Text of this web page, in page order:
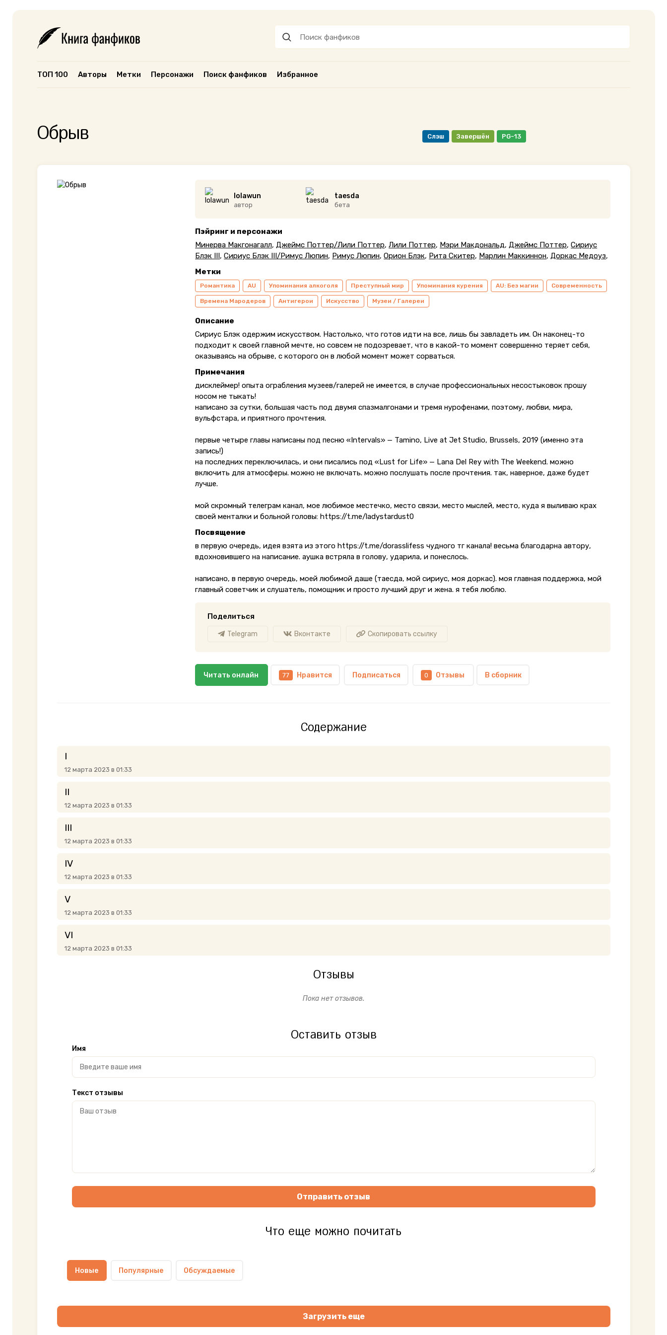
ТОП 100 Авторы Метки Персонажи Поиск фанфиков Избранное
Обрыв Слэш Завершён PG-13
lolawun
автор
taesda
бета
Пэйринг и персонажи
Минерва Макгонагалл,Джеймс Поттер/Лили Поттер,Лили Поттер, Мэри Макдональд,Джеймс Поттер,Сириус
Блэк III,Сириус Блэк III/Римус Люпин, Римус Люпин,Орион Блэк, Рита Скитер, Марлин Маккиннон,Доркас Медоуз,
Метки
Романтика AU Упоминания алкоголя Преступный мир Упоминания курения AU: Без магии Современность
Времена Мародеров Антигерои Искусство Музеи / Галереи
Описание
Сириус Блэк одержим искусством. Настолько, что готов идти на все, лишь бы завладеть им. Он наконец-то
подходит к своей главной мечте, но совсем не подозревает, что в какой-то момент совершенно теряет себя,
оказываясь на обрыве, с которого он в любой момент может сорваться.
Примечания
дисклеймер! опыта ограбления музеев/галерей не имеется, в случае профессиональных несостыковок прошу
носом не тыкать!
написано за сутки, большая часть под двумя спазмалгонами и тремя нурофенами, поэтому, любви, мира,
вульфстара, и приятного прочтения.
первые четыре главы написаны под песню «Intervals» — Tamino, Live at Jet Studio, Brussels, 2019 (именно эта
запись!)
на последних переключилась, и они писались под «Lust for Life» — Lana Del Rey with The Weekend. можно
включить для атмосферы. можно не включать. можно послушать после прочтения. так, наверное, даже будет
лучше.
мой скромный телеграм канал, мое любимое местечко, место связи, место мыслей, место, куда я выливаю крах
своей менталки и больной головы: https://t.me/ladystardust0
Посвящение
в первую очередь, идея взята из этого https://t.me/dorasslifess чудного тг канала! весьма благодарна автору,
вдохновившего на написание. аушка встряла в голову, ударила, и понеслось.
написано, в первую очередь, моей любимой даше (таесда, мой сириус, моя доркас). моя главная поддержка, мой
главный советчик и слушатель, помощник и просто лучший друг и жена. я тебя люблю.
Поделиться
Telegram Вконтакте Скопировать ссылку
Читать онлайн 77 Нравится Подписаться 0 Отзывы В сборник
Содержание
I
12 марта 2023 в 01:33
II
12 марта 2023 в 01:33
III
12 марта 2023 в 01:33
IV
12 марта 2023 в 01:33
V
12 марта 2023 в 01:33
VI
12 марта 2023 в 01:33
Отзывы
Пока нет отзывов.
Оставить отзыв
Имя
Текст отзывы
Отправить отзыв
Что еще можно почитать
Новые Популярные Обсуждаемые
Загрузить еще